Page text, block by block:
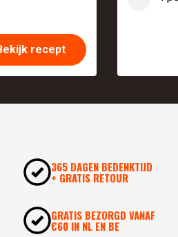
recept
365 DAGEN BEDENKTIJD
+ GRATIS RETOUR
GRATIS BEZORGD VANAF
€60 IN NL EN BE